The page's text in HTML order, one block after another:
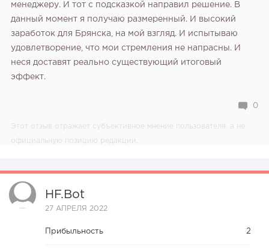
менеджеру. И тот с подсказкой направил решение. В
данный момент я получаю размеренный. И высокий
заработок для Брянска, на мой взгляд. И испытываю
удовлетворение, что мои стремления не напрасны. И
неся доставят реально существующий итоговый
эффект.
0
Этот отзыв отражает субъективное мнение пользователя, а не
официальную позицию редакции.
HF.bot
27 АПРЕЛЯ 2022
Прибыльность 2